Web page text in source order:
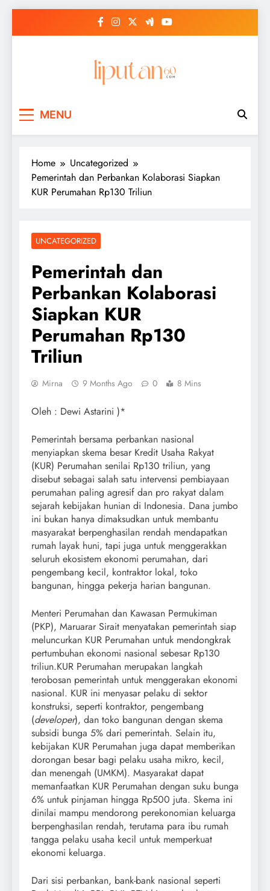
MENU
Home
Uncategorized
Pemerintah dan Perbankan Kolaborasi Siapkan
KUR Perumahan Rp130 Triliun
UNCATEGORIZED
Pemerintah dan
Perbankan Kolaborasi
Siapkan KUR
Perumahan Rp130
Triliun
Mirna 9 Months Ago 0 8 Mins
Oleh : Dewi Astarini )*
Pemerintah bersama perbankan nasional
menyiapkan skema besar Kredit Usaha Rakyat
(KUR) Perumahan senilai Rp130 triliun, yang
disebut sebagai salah satu intervensi pembiayaan
perumahan paling agresif dan pro rakyat dalam
sejarah kebijakan hunian di Indonesia. Dana jumbo
ini bukan hanya dimaksudkan untuk membantu
masyarakat berpenghasilan rendah mendapatkan
rumah layak huni, tapi juga untuk menggerakkan
seluruh ekosistem ekonomi perumahan, dari
pengembang kecil, kontraktor lokal, toko
bangunan, hingga pekerja harian bangunan.
Menteri Perumahan dan Kawasan Permukiman
(PKP), Maruarar Sirait menyatakan pemerintah siap
meluncurkan KUR Perumahan untuk mendongkrak
pertumbuhan ekonomi nasional sebesar Rp130
triliun.KUR Perumahan merupakan langkah
terobosan pemerintah untuk menggerakan ekonomi
nasional. KUR ini menyasar pelaku di sektor
konstruksi, seperti kontraktor, pengembang
(developer), dan toko bangunan dengan skema
subsidi bunga 5% dari pemerintah. Selain itu,
kebijakan KUR Perumahan juga dapat memberikan
dorongan besar bagi pelaku usaha mikro, kecil,
dan menengah (UMKM). Masyarakat dapat
memanfaatkan KUR Perumahan dengan suku bunga
6% untuk pinjaman hingga Rp500 juta. Skema ini
dinilai mampu mendorong perekonomian keluarga
berpenghasilan rendah, terutama para ibu rumah
tangga pelaku usaha kecil untuk memperkuat
ekonomi keluarga.
Dari sisi perbankan, bank-bank nasional seperti